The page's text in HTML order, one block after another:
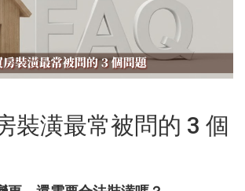
裝潢最常被問的 3 個